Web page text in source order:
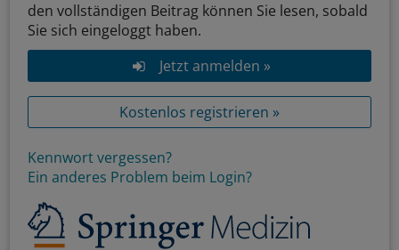
den vollständigen Beitrag können Sie lesen, sobald
Sie sich eingeloggt haben.
Jetzt anmelden »
Kostenlos registrieren »
Kennwort vergessen?
Ein anderes Problem beim Login?